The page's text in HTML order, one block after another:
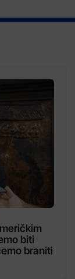
biti
braniti